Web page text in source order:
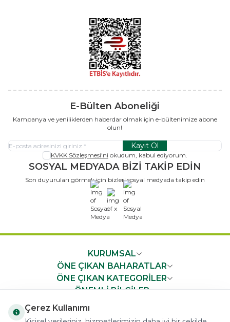
E-Bülten Aboneliği
Kampanya ve yeniliklerden haberdar olmak için e-bültenimize abone
olun!
Kayıt Ol
KVKK Sözleşmesi'ni okudum, kabul ediyorum.
SOSYAL MEDYADA BİZİ TAKİP EDİN
Son duyuruları görmek için bizleri sosyal medyada takip edin
x
KURUMSAL
ÖNE ÇIKAN BAHARATLAR
ÖNE ÇIKAN KATEGORİLER
ÖNEMLİ BİLGİLER
Çerez Kullanımı